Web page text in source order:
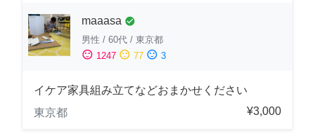
maaasa check_circle
男性 / 60代 / 東京都
sentiment_satisfied 1247 sentiment_neutral 77 sentiment_dissatisfied 3
イケア家具組み立てなどおまかせください
東京都
¥3,000